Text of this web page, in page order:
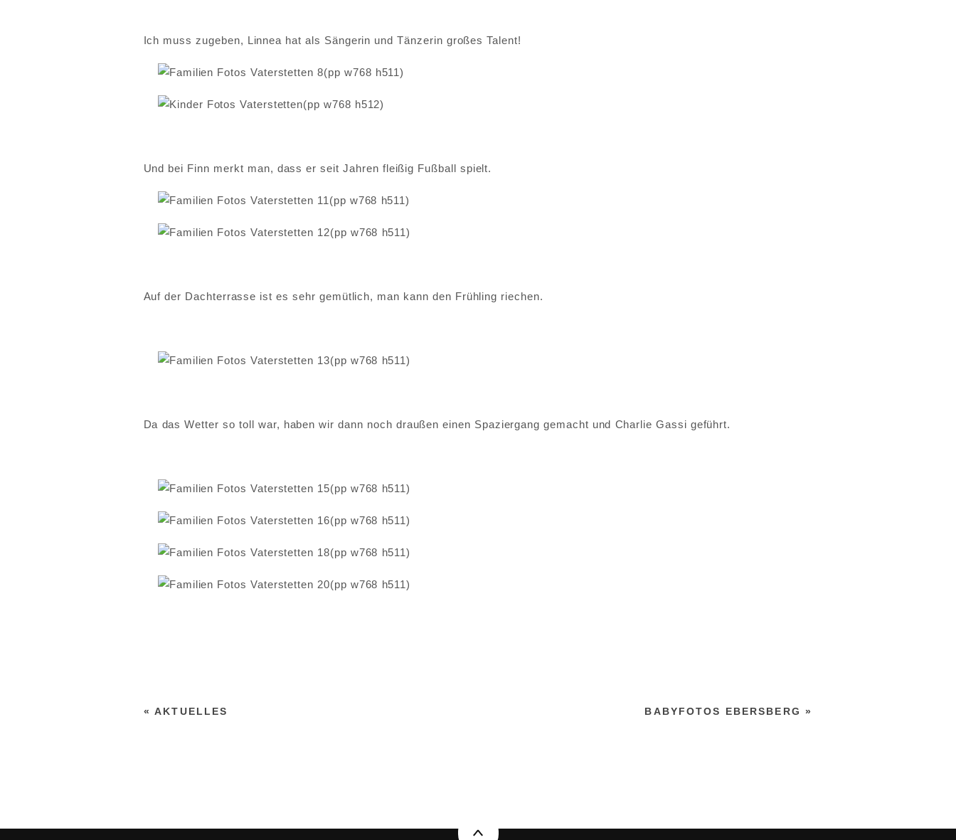
Ich muss zugeben, Linnea hat als Sängerin und Tänzerin großes Talent!
Und bei Finn merkt man, dass er seit Jahren fleißig Fußball spielt.
Auf der Dachterrasse ist es sehr gemütlich, man kann den Frühling riechen.
Da das Wetter so toll war, haben wir dann noch draußen einen Spaziergang gemacht und Charlie Gassi geführt.
« AKTUELLES BABYFOTOS EBERSBERG »